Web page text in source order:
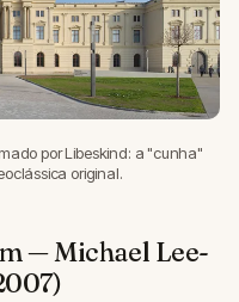
por Libeskind: a "cunha"
original.
— Michael Lee-